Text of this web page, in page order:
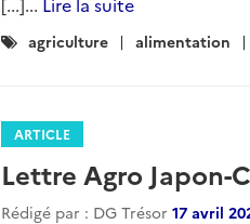
Catégories
agriculture alimentation
ARTICLE
Lettre Agro Japon-
Rédigé par : DG Trésor 17 avril